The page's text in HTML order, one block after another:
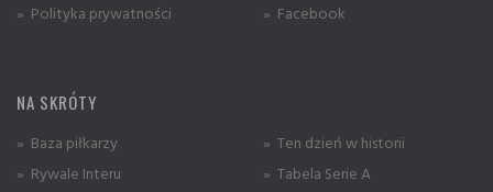
» Polityka prywatności
» Facebook
NA SKRÓTY
» Baza piłkarzy
» Rywale Interu
» Ten dzień w historii
» Tabela Serie A